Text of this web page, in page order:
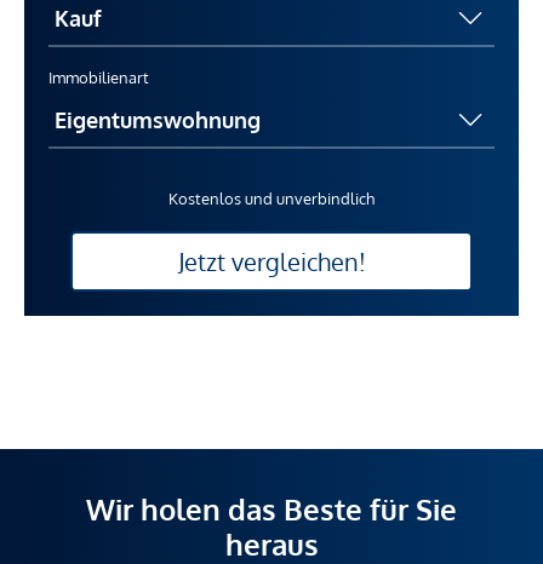
Immobilienart
Kostenlos und unverbindlich
Jetzt vergleichen!
Wir holen das Beste für Sie
heraus